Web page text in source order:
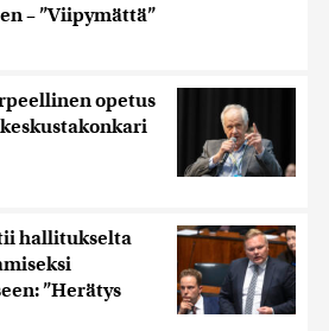
– ”Viipymättä”
opetus
hallitukselta
”Herätys